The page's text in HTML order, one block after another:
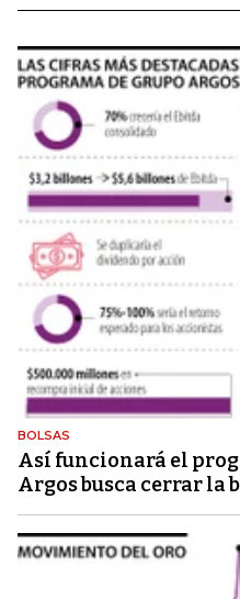
BOLSAS
Así funcionará el
Argos busca cerrar la